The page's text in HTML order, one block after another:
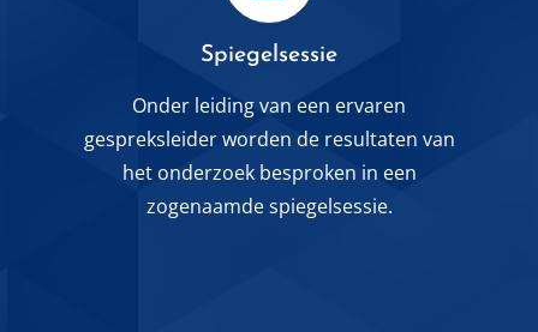
Spiegelsessie
Onder leiding van een ervaren
gespreksleider worden de resultaten van
het onderzoek besproken in een
zogenaamde spiegelsessie.